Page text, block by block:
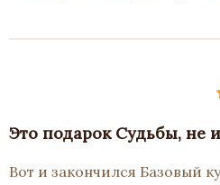
Это подарок Судьбы, не
Вот и закончился Базовый